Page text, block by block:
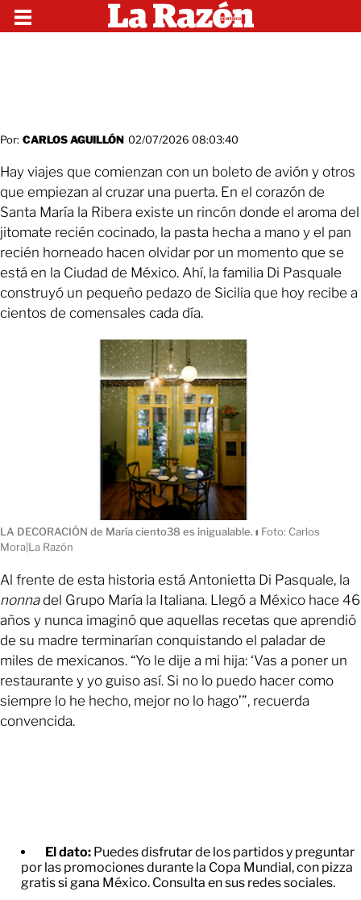
Por: CARLOS AGUILLÓN 02/07/2026 08:03:40
Hay viajes que comienzan con un boleto de avión y otros
que empiezan al cruzar una puerta. En el corazón de
Santa María la Ribera existe un rincón donde el aroma del
jitomate recién cocinado, la pasta hecha a mano y el pan
recién horneado hacen olvidar por un momento que se
está en la Ciudad de México. Ahí, la familia Di Pasquale
construyó un pequeño pedazo de Sicilia que hoy recibe a
cientos de comensales cada día.
LA DECORACIÓN de María ciento38 es inigualable. ı Foto: Carlos
Mora|La Razón
Al frente de esta historia está Antonietta Di Pasquale, la
nonnadel Grupo María la Italiana. Llegó a México hace 46
años y nunca imaginó que aquellas recetas que aprendió
de su madre terminarían conquistando el paladar de
miles de mexicanos. “Yo le dije a mi hija: ‘Vas a poner un
restaurante y yo guiso así. Si no lo puedo hacer como
siempre lo he hecho, mejor no lo hago’”, recuerda
convencida.
El dato: Puedes disfrutar de los partidos y preguntar
por las promociones durante la Copa Mundial, con pizza
gratis si gana México. Consulta en sus redes sociales.